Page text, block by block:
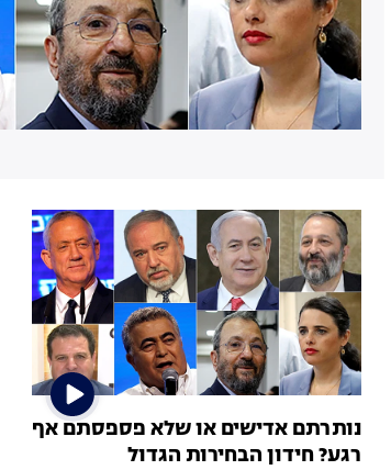
נותרתם אדישים או שלא פספסתם אף
רגע? חידון הבחירות הגדול